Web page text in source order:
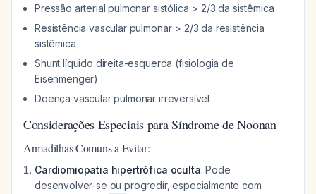
Pressão arterial pulmonar sistólica > 2/3 da sistêmica
Resistência vascular pulmonar > 2/3 da resistência
sistêmica
Shunt líquido direita-esquerda (fisiologia de
Eisenmenger)
Doença vascular pulmonar irreversível
Considerações Especiais para Síndrome de Noonan
Armadilhas Comuns a Evitar:
Cardiomiopatia hipertrófica oculta: Pode
desenvolver-se ou progredir, especialmente com